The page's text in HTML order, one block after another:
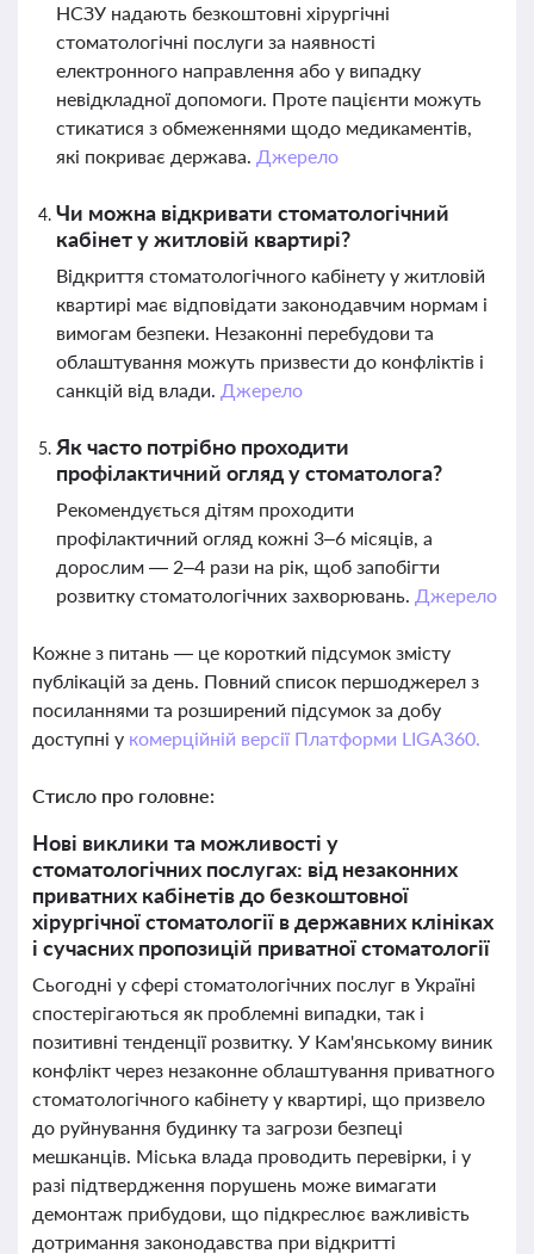
НСЗУ надають безкоштовні хірургічні
стоматологічні послуги за наявності
електронного направлення або у випадку
невідкладної допомоги. Проте пацієнти можуть
стикатися з обмеженнями щодо медикаментів,
які покриває держава. Джерело
Чи можна відкривати стоматологічний
кабінет у житловій квартирі?
Відкриття стоматологічного кабінету у житловій
квартирі має відповідати законодавчим нормам і
вимогам безпеки. Незаконні перебудови та
облаштування можуть призвести до конфліктів і
санкцій від влади. Джерело
Як часто потрібно проходити
профілактичний огляд у стоматолога?
Рекомендується дітям проходити
профілактичний огляд кожні 3–6 місяців, а
дорослим — 2–4 рази на рік, щоб запобігти
розвитку стоматологічних захворювань. Джерело
Кожне з питань — це короткий підсумок змісту
публікацій за день. Повний список першоджерел з
посиланнями та розширений підсумок за добу
доступні у комерційній версії Платформи LIGA360.
Стисло про головне:
Нові виклики та можливості у
стоматологічних послугах: від незаконних
приватних кабінетів до безкоштовної
хірургічної стоматології в державних клініках
і сучасних пропозицій приватної стоматології
Сьогодні у сфері стоматологічних послуг в Україні
спостерігаються як проблемні випадки, так і
позитивні тенденції розвитку. У Кам'янському виник
конфлікт через незаконне облаштування приватного
стоматологічного кабінету у квартирі, що призвело
до руйнування будинку та загрози безпеці
мешканців. Міська влада проводить перевірки, і у
разі підтвердження порушень може вимагати
демонтаж прибудови, що підкреслює важливість
дотримання законодавства при відкритті